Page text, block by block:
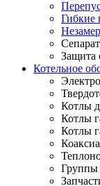
Гибкие
Защита
Котельное
Котлы
Котлы
Котлы
Группы